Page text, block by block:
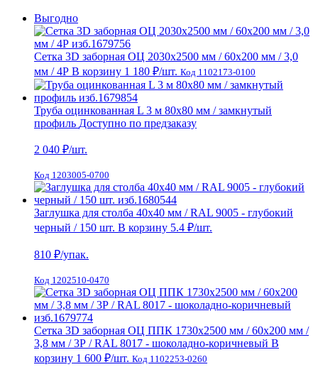
Выгодно
Сетка 3D заборная ОЦ 2030х2500 мм / 60х200 мм / 3,0
мм / 4Р В корзину 1 180 ₽/шт. Код 1102173-0100
Труба оцинкованная L 3 м 80х80 мм / замкнутый
профиль Доступно по предзаказу
2 040 ₽/шт.
Код 1203005-0700
Заглушка для столба 40х40 мм / RAL 9005 - глубокий
черный / 150 шт. В корзину 5.4 ₽/шт.
810 ₽/упак.
Код 1202510-0470
Сетка 3D заборная ОЦ ППК 1730х2500 мм / 60х200 мм /
3,8 мм / 3Р / RAL 8017 - шоколадно-коричневый В
корзину 1 600 ₽/шт. Код 1102253-0260